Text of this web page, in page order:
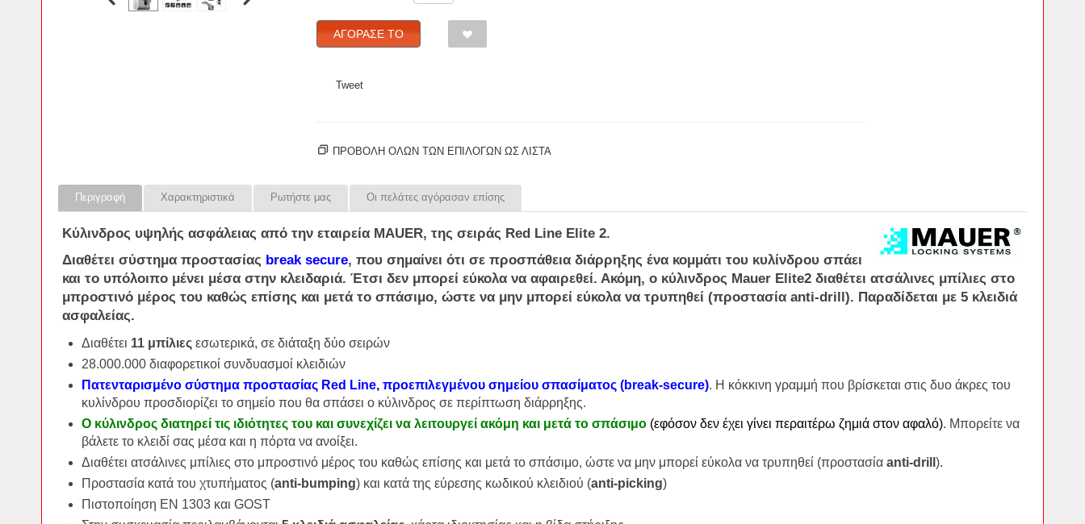
ΑΓΌΡΑΣΈ ΤΟ
Tweet
ΠΡΟΒΟΛΗ ΟΛΩΝ ΤΩΝ ΕΠΙΛΟΓΩΝ ΩΣ ΛΊΣΤΑ
Περιγραφή Χαρακτηριστικά Ρωτήστε μας Οι πελάτες αγόρασαν επίσης
Κύλινδρος υψηλής ασφάλειας από την εταιρεία MAUER, της σειράς Red Line Elite 2.
Διαθέτει σύστημα προστασίας break secure, που σημαίνει ότι σε προσπάθεια διάρρηξης ένα κομμάτι του κυλίνδρου σπάει
και το υπόλοιπο μένει μέσα στην κλειδαριά. Έτσι δεν μπορεί εύκολα να αφαιρεθεί. Ακόμη, ο κύλινδρος Mauer Elite2 διαθέτει ατσάλινες μπίλιες στο
μπροστινό μέρος του καθώς επίσης και μετά το σπάσιμο, ώστε να μην μπορεί εύκολα να τρυπηθεί (προστασία anti-drill). Παραδίδεται με 5 κλειδιά
ασφαλείας.
Διαθέτει 11 μπίλιες εσωτερικά, σε διάταξη δύο σειρών
28.000.000 διαφορετικοί συνδυασμοί κλειδιών
Πατενταρισμένο σύστημα προστασίας Red Line, προεπιλεγμένου σημείου σπασίματος (break-secure). Η κόκκινη γραμμή που βρίσκεται στις δυο άκρες του
κυλίνδρου προσδιορίζει το σημείο που θα σπάσει ο κύλινδρος σε περίπτωση διάρρηξης.
Ο κύλινδρος διατηρεί τις ιδιότητες του και συνεχίζει να λειτουργεί ακόμη και μετά το σπάσιμο (εφόσον δεν έχει γίνει περαιτέρω ζημιά στον αφαλό). Μπορείτε να
βάλετε το κλειδί σας μέσα και η πόρτα να ανοίξει.
Διαθέτει ατσάλινες μπίλιες στο μπροστινό μέρος του καθώς επίσης και μετά το σπάσιμο, ώστε να μην μπορεί εύκολα να τρυπηθεί (προστασία anti-drill ).
Πρoστασία κατά του χτυπήματος (anti-bumping) και κατά της εύρεσης κωδικού κλειδιού (anti-picking)
Πιστοποίηση ΕΝ 1303 και GOST